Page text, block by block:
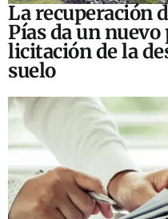
La recuperación
Pías da un nuevo
licitación de la
suelo